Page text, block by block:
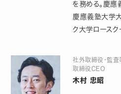
を務める。慶
慶應義塾大学
ク大学ロースク
社外取締役・監査
取締役CEO
木村 忠昭